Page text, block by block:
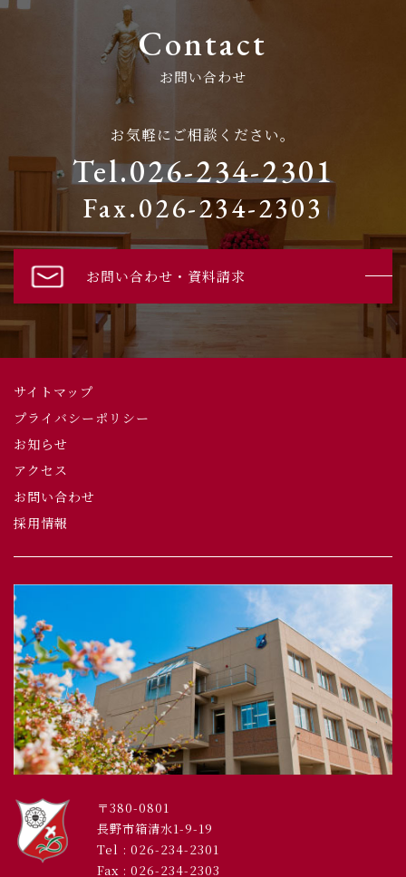
Contact
お問い合わせ
お気軽にご相談ください。
Tel.026-234-2301
Fax.026-234-2303
お問い合わせ・資料請求
サイトマップ
プライバシーポリシー
お知らせ
アクセス
お問い合わせ
採用情報
〒380-0801
長野市箱清水1-9-19
Tel : 026-234-2301
Fax : 026-234-2303